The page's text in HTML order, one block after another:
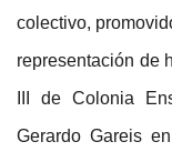
colectivo,
representación de
III de Colonia
Gerardo Gareis